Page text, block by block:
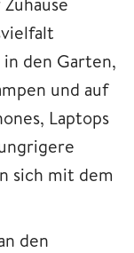
den Garten,
und auf
Laptops
sich mit dem
den